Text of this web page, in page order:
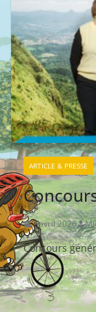
ARTICLE & PRESSE
7 avril 2026
Concours